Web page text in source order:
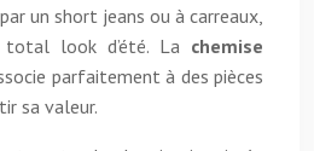
un short jeans ou à carreaux,
look d’été. La chemise
parfaitement à des pièces
sa valeur.